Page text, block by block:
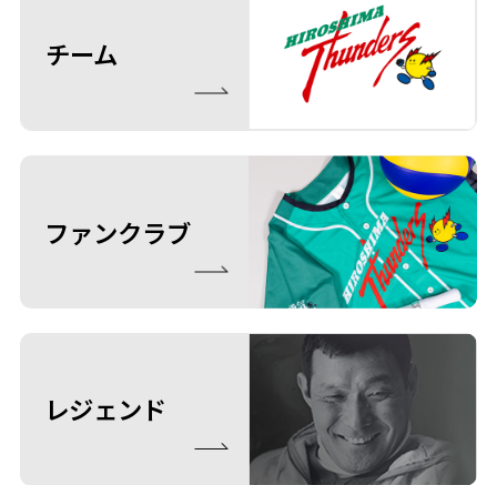
チーム
ファンクラブ
レジェンド